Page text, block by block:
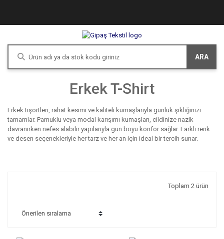
ARA
Erkek T-Shirt
Erkek tişörtleri, rahat kesimi ve kaliteli kumaşlarıyla günlük şıklığınızı
tamamlar. Pamuklu veya modal karışımı kumaşları, cildinize nazik
davranırken nefes alabilir yapılarıyla gün boyu konfor sağlar. Farklı renk
ve desen seçenekleriyle her tarz ve her an için ideal bir tercih sunar.
Toplam 2 ürün